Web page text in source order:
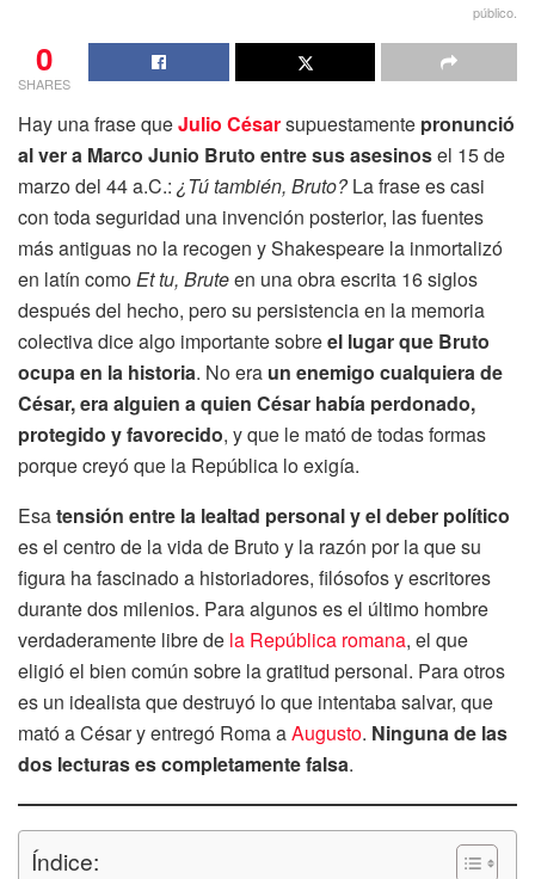
público.
0
SHARES
Hay una frase queJulio Césarsupuestamente pronunció
al ver a Marco Junio Bruto entre sus asesinosel 15 de
marzo del 44 a.C.: ¿Tú también, Bruto?La frase es casi
con toda seguridad una invención posterior, las fuentes
más antiguas no la recogen y Shakespeare la inmortalizó
en latín comoEt tu, Bruteen una obra escrita 16 siglos
después del hecho, pero su persistencia en la memoria
colectiva dice algo importante sobreel lugar que Bruto
ocupa en la historia. No era un enemigo cualquiera de
César, era alguien a quien César había perdonado,
protegido y favorecido, y que le mató de todas formas
porque creyó que la República lo exigía.
Esatensión entre la lealtad personal y el deber político
es el centro de la vida de Bruto y la razón por la que su
figura ha fascinado a historiadores, filósofos y escritores
durante dos milenios. Para algunos es el último hombre
verdaderamente libre de la República romana, el que
eligió el bien común sobre la gratitud personal. Para otros
es un idealista que destruyó lo que intentaba salvar, que
mató a César y entregó Roma aAugusto. Ninguna de las
dos lecturas es completamente falsa.
Índice: